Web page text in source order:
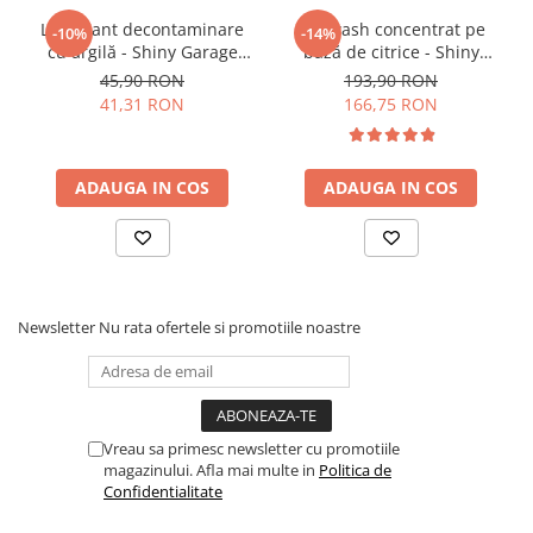
- Fibre Made in Korea
- Fără margini cusute
-10%
Lubrifiant decontaminare
cu argilă - Shiny Garage
Smooth Clay Lube (500ml)
45,90 RON
41,31 RON
ADAUGA IN COS
-14%
Pre-wash concentrat pe
bază de citrice - Shiny
Garage Citrus Infused TFR
(5L)
193,90 RON
166,75 RON
ADAUGA IN COS
Newsletter Nu rata ofertele si promotiile noastre
Vreau sa primesc newsletter cu promotiile
magazinului. Afla mai multe in Politica de
Confidentialitate